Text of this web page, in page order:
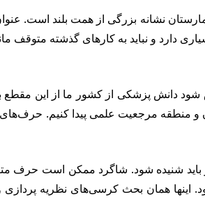
نشانه بزرگی از همت بلند است.
دارد و نباید به کارهای گذشته
شود دانش پزشکی از کشور ما از این
مرجعیت علمی پیدا کنیم. حرف‌های
شنیده شود. شاگرد ممکن است حرف
همان بحث کرسی‌های نظریه